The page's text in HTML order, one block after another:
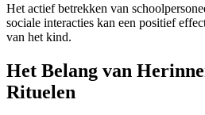
Het actief betrekken van
sociale interacties kan een positief
van het kind.
Het Belang van
Rituelen